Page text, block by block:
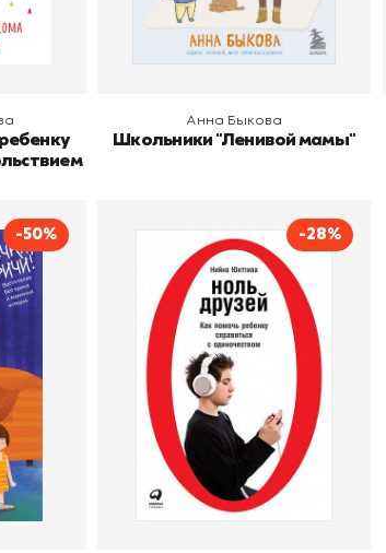
В корзину
Анна Быкова
Школьники "Ленивой мамы"
-50% -28%
Ноль друзей
Нина Юнттила
Издательство
Альпина Паблишер
В корзину